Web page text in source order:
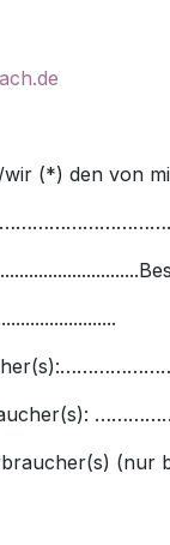
(*) den von
(nur